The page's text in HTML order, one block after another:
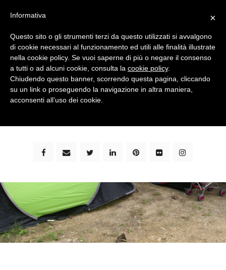
bimbi e viaggi - family travel blog: community #1 in
×
Informativa
Questo sito o gli strumenti terzi da questo utilizzati si avvalgono
di cookie necessari al funzionamento ed utili alle finalità illustrate
nella cookie policy. Se vuoi saperne di più o negare il consenso
a tutti o ad alcuni cookie, consulta la cookie policy.
Chiudendo questo banner, scorrendo questa pagina, cliccando
su un link o proseguendo la navigazione in altra maniera,
acconsenti all’uso dei cookie.